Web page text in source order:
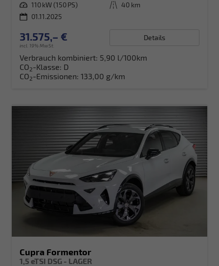
Leistung 110 kW (150 PS) Kilometerstand 40 km
01.11.2025
31.575,– €
incl. 19% MwSt.
Details
Verbrauch kombiniert: 5,90 l/100km
CO2-Klasse: D
CO2-Emissionen: 133,00 g/km
Cupra Formentor
1,5 eTSI DSG - LAGER